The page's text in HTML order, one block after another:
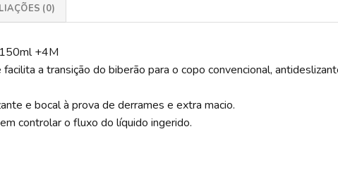
(0)
+4M
a transição do biberão para o copo convencional,
e bocal à prova de derrames e extra macio.
controlar o fluxo do líquido ingerido.